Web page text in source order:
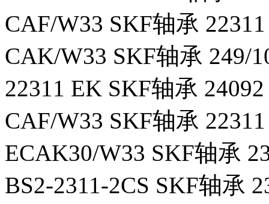
CAF/W33 SKF轴承
CAK/W33 SKF轴承 249/
22311 EK SKF轴承
CAF/W33 SKF轴承
ECAK30/W33 SKF轴承
BS2-2311-2CS SKF轴承